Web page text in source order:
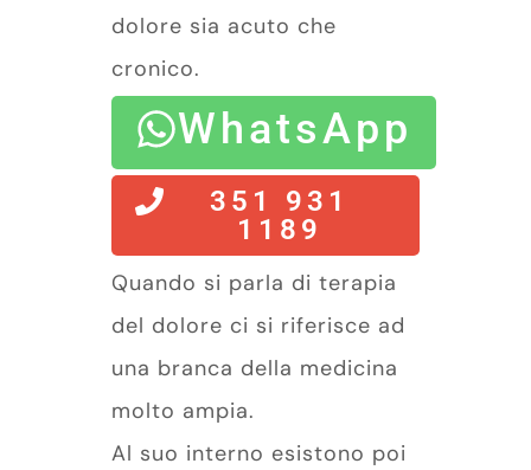
dolore sia acuto che
cronico.
WhatsApp
351 931
1189
Quando si parla di terapia
del dolore ci si riferisce ad
una branca della medicina
molto ampia.
Al suo interno esistono poi